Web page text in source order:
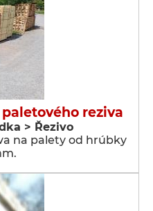
reziva
> Řezivo
na palety od hrúbky